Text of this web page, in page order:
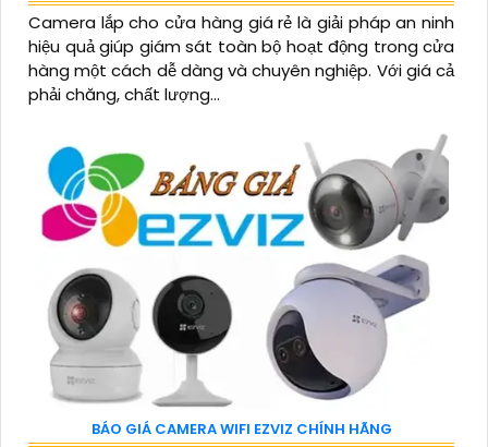
Camera lắp cho cửa hàng giá rẻ là giải pháp an ninh
hiệu quả giúp giám sát toàn bộ hoạt động trong cửa
hàng một cách dễ dàng và chuyên nghiệp. Với giá cả
phải chăng, chất lượng...
BÁO GIÁ CAMERA WIFI EZVIZ CHÍNH HÃNG